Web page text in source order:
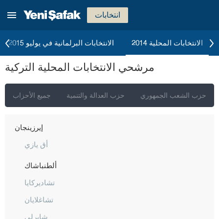
انتخابات
الانتخابات البرلمانية في يوليو 2015 الانتخابات المحلية 2014
مرشحي الانتخابات المحلية التركية
جميع الأحزاب حزب العدالة والتنمية حزب الشعب الجمهوري
جوروم
دينيزلي
دياربكر
دوزجا
إلازغ
إيرزينجان
أق يازي
ألطنباشاك
تشاديركايا
تشاغلايان
شايرلي